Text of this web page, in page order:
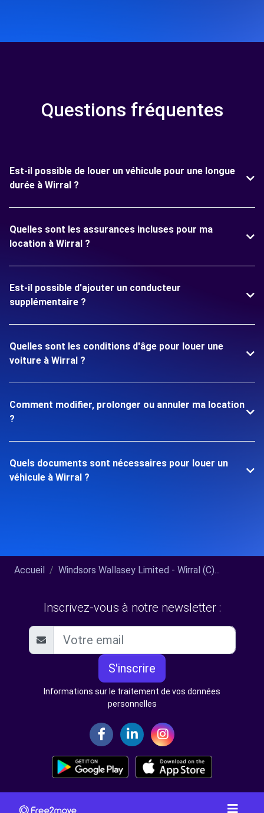
Questions fréquentes
Est-il possible de louer un véhicule pour une longue
durée à Wirral ?
Quelles sont les assurances incluses pour ma
location à Wirral ?
Est-il possible d'ajouter un conducteur
supplémentaire ?
Quelles sont les conditions d'âge pour louer une
voiture à Wirral ?
Comment modifier, prolonger ou annuler ma location
?
Quels documents sont nécessaires pour louer un
véhicule à Wirral ?
Accueil Windsors Wallasey Limited - Wirral (C)...
Inscrivez-vous à notre newsletter :
S'inscrire
Informations sur le traitement de vos données
personnelles